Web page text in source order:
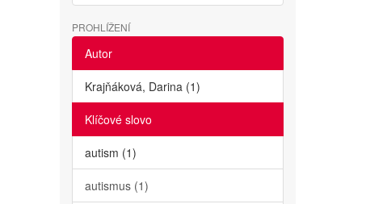
PROHLÍŽENÍ
Autor
Krajňáková, Darina (1)
Klíčové slovo
autism (1)
autismus (1)